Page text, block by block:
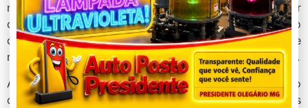
mobilização familiar e comunitária, buscando fortalecer
o vínculo entre escola e família. A proposta tem como
objetivo incentivar a corresponsabilidade dos pais e
responsáveis no processo de aprendizagem dos alunos.
A SEE/MG reforça que educar é um compromisso
compartilhado entre gestores, professores, estudantes